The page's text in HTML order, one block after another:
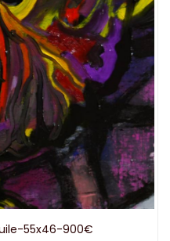
55x46-900€